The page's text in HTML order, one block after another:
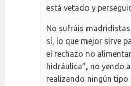
está vetado y
No sufráis
sí, lo que mejor sirve
el rechazo no
hidráulica”, no yendo
realizando ningún